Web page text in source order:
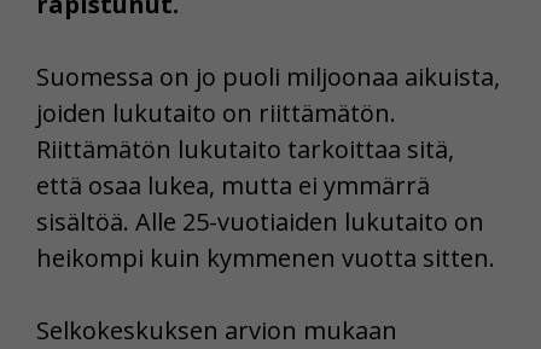
Suomessa on jo puoli miljoonaa aikuista,
joiden lukutaito on riittämätön.
Riittämätön lukutaito tarkoittaa sitä,
että osaa lukea, mutta ei ymmärrä
sisältöä. Alle 25-vuotiaiden lukutaito on
heikompi kuin kymmenen vuotta sitten.
Selkokeskuksen arvion mukaan